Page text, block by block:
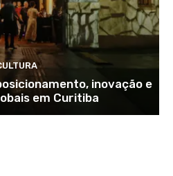
inovação e
em Curitiba